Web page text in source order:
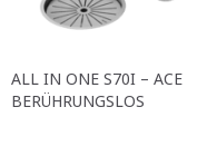
ALL IN ONE S70I – ACE
BERÜHRUNGSLOS